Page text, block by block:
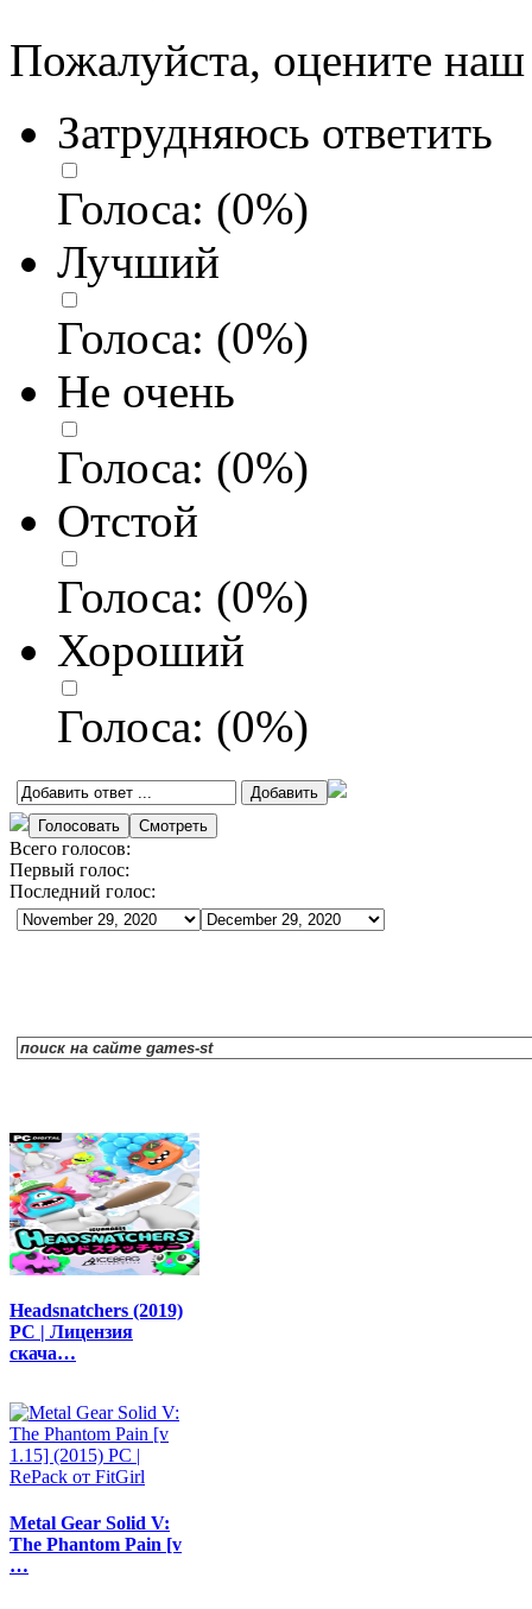
Пожалуйста, оцените наш
Затрудняюсь ответить
Голоса: (0%)
Лучший
Голоса: (0%)
Не очень
Голоса: (0%)
Отстой
Голоса: (0%)
Хороший
Голоса: (0%)
Всего голосов:
Первый голос:
Последний голос:
Headsnatchers (2019)
PC | Лицензия
скача…
Metal Gear Solid V:
The Phantom Pain [v
…